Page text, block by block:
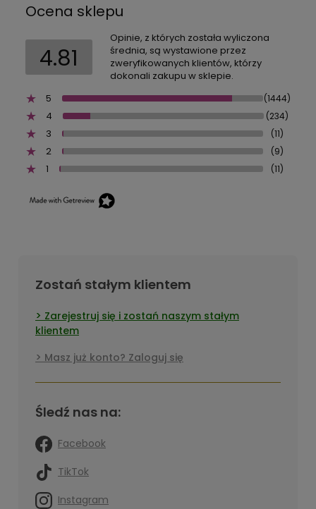
Ocena sklepu
4.81
Opinie, z których została wyliczona
średnia, są wystawione przez
zweryfikowanych klientów, którzy
dokonali zakupu w sklepie.
5
(1444)
4 (234)
3 (11)
2 (9)
1 (11)
Zostań stałym klientem
Zarejestruj się i zostań naszym stałym
klientem
Masz już konto? Zaloguj się
Śledź nas na:
Facebook
TikTok
Instagram